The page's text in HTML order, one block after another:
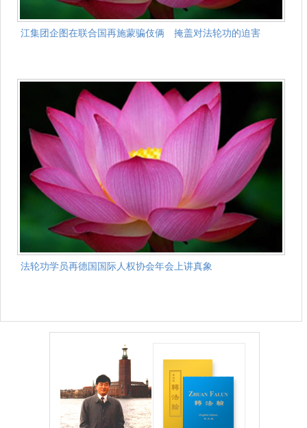
江集团企图在联合国再施蒙骗伎俩 掩盖对法轮功的迫害
法轮功学员再德国国际人权协会年会上讲真象